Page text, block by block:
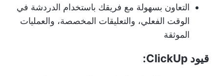
التعاون بسهولة مع فريقك باستخدام الدردشة في
الوقت الفعلي، والتعليقات المخصصة، والعمليات
الموثقة
قيود ClickUp: